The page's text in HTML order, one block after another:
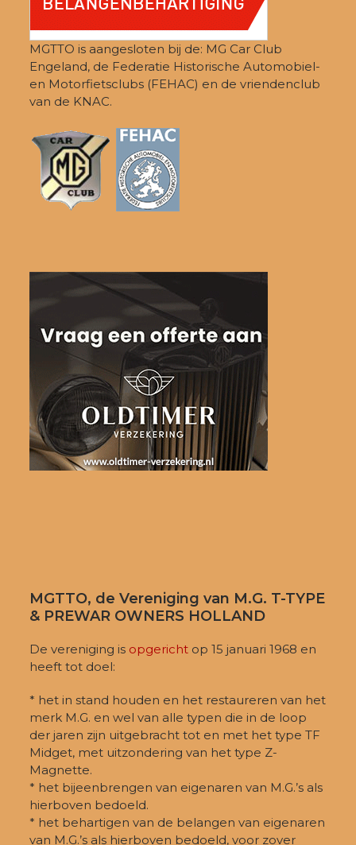
MGTTO is aangesloten bij de: MG Car Club
Engeland, de Federatie Historische Automobiel-
en Motorfietsclubs (FEHAC) en de vriendenclub
van de KNAC.
MGTTO, de Vereniging van M.G. T-TYPE
& PREWAR OWNERS HOLLAND
De vereniging is opgericht op 15 januari 1968 en
heeft tot doel:
* het in stand houden en het restaureren van het
merk M.G. en wel van alle typen die in de loop
der jaren zijn uitgebracht tot en met het type TF
Midget, met uitzondering van het type Z-
Magnette.
* het bijeenbrengen van eigenaren van M.G.’s als
hierboven bedoeld.
* het behartigen van de belangen van eigenaren
van M.G.’s als hierboven bedoeld, voor zover